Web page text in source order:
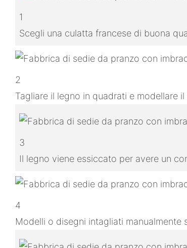
1
Scegli una culatta francese di buona
2
Tagliare il legno in quadrati e modellare il
3
Il legno viene essiccato per avere un
4
Modelli o disegni intagliati manualmente